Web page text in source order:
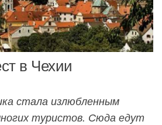
в Чехии
стала излюбленным
туристов. Сюда едут